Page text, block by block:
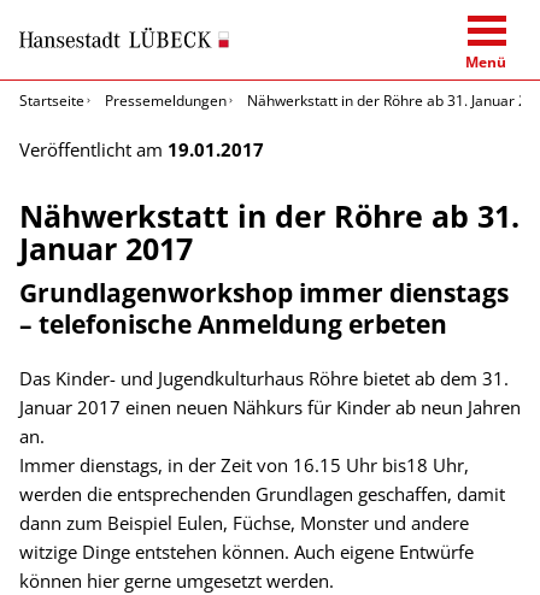
Menü
Startseite
Pressemeldungen Nähwerkstatt in der Röhre ab 31. Januar
Veröffentlicht am 19.01.2017
Nähwerkstatt in der Röhre ab 31.
Januar 2017
Grundlagenworkshop immer dienstags
– telefonische Anmeldung erbeten
Das Kinder- und Jugendkulturhaus Röhre bietet ab dem 31.
Januar 2017 einen neuen Nähkurs für Kinder ab neun Jahren
an.
Immer dienstags, in der Zeit von 16.15 Uhr bis18 Uhr,
werden die entsprechenden Grundlagen geschaffen, damit
dann zum Beispiel Eulen, Füchse, Monster und andere
witzige Dinge entstehen können. Auch eigene Entwürfe
können hier gerne umgesetzt werden.